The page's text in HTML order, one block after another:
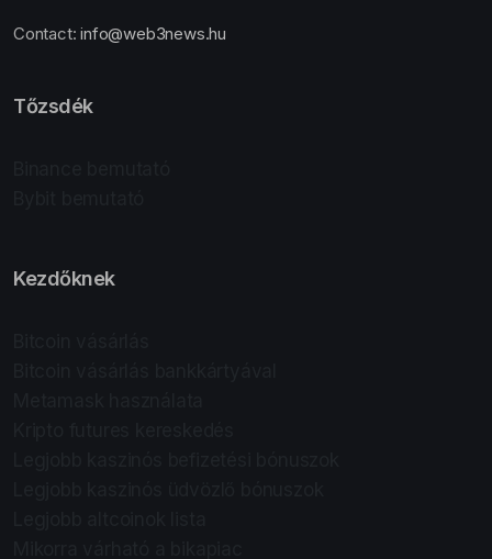
Contact:info@web3news.hu
Tőzsdék
Kezdőknek